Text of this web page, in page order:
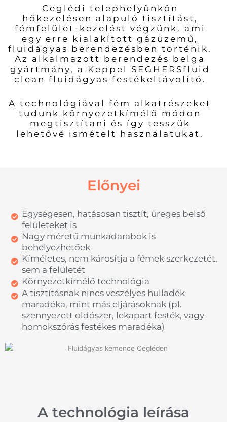
Ceglédi telephelyünkön
hőkezelésen alapuló tisztítást,
fémfelület-kezelést végzünk. ami
egy erre kialakított gázüzemű,
fluidágyas berendezésben történik.
Az alkalmazott berendezés belga
gyártmány, a Keppel SEGHERSfluid
clean fluidágyas festékeltávolító.
A technológiával fém alkatrészeket
tudunk környezetkímélő módon
megtisztítani és így tesszük
lehetővé ismételt használatukat.
Előnyei
Egységesen, hatásosan tisztít, üreges belső
felületeket is
Nagy méretű munkadarabok is
behelyezhetőek
Kíméletes, nem károsítja a fémek szerkezetét,
sem a felületét
Környezetkímélő technológia
A tisztításnak nincs veszélyes hulladék
maradéka, mint más eljárásoknak (pl.
szennyezett oldószer, lekapart festék, vagy
homokszórás festékes maradéka)
A technológia leírása